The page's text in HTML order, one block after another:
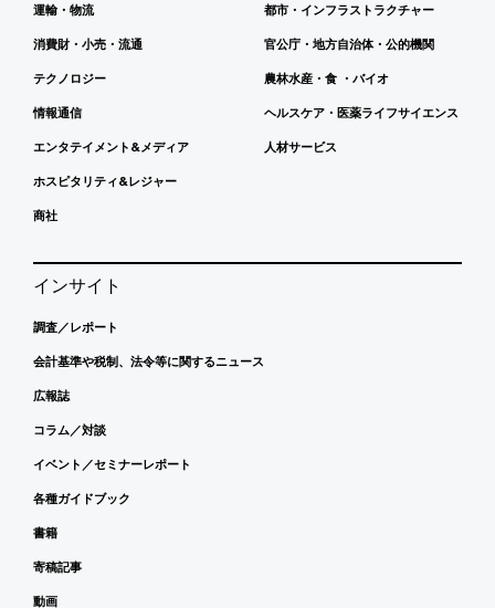
運輸・物流
消費財・小売・流通
テクノロジー
情報通信
エンタテイメント&メディア
ホスピタリティ&レジャー
商社
都市・インフラストラクチャー
官公庁・地方自治体・公的機関
農林水産・食 ・バイオ
ヘルスケア・医薬ライフサイエンス
人材サービス
インサイト
調査／レポート
会計基準や税制、法令等に関するニュース
広報誌
コラム／対談
イベント／セミナーレポート
各種ガイドブック
書籍
寄稿記事
動画